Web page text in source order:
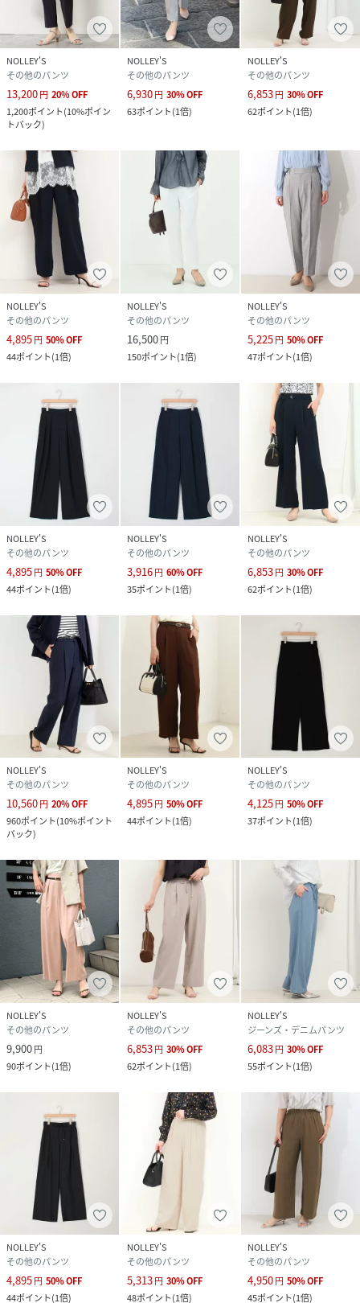
た時や、摩擦により色落ちし、他の衣料を汚すことがありま
すので（特に濃色のもの）ご注意ください。
----------------------------------------------------------
◇商品のお気に入り登録◇
気になる商品は、お気に入り登録がオススメです！
クーポン情報や入荷情報など、通知されるようになります
＜MICO COULIER＞
今の気分をノーリーズらしく取り入れたデイリーアイテムを
提案します。
ウエアからグッズまで幅広いラインアップ。やわらかく透明
感のある着こなしで新しい自分を発見。MICO COULIERの商
品につきましてはアウトレット店舗にて展開をしておりま
す。
ネイビー：身長168cm 着用サイズ：38
グレイッシュベージュ：身長160 着用サイズ：38
原産国
素材 ポリエステル96%,ポリウレタン4%
サイズ 36、38
品番
RX6420_6
(6-0819-4-09-008-94-36 RX6420 )
NOLLEY'S
その他のパンツ
13,200円 20%OFF
1,200ポイント(10%ポイン
トバック)
NOLLEY'S
その他のパンツ
6,930円 30%OFF
63ポイント(1倍)
NOLLEY'S
その他のパンツ
6,853円 30%OFF
62ポイント(1倍)
NOLLEY'S
その他のパンツ
4,895円 50%OFF
44ポイント(1倍)
NOLLEY'S
その他のパンツ
16,500円
150ポイント(1倍)
NOLLEY'S
その他のパンツ
5,225円 50%OFF
47ポイント(1倍)
NOLLEY'S
その他のパンツ
4,895円 50%OFF
44ポイント(1倍)
NOLLEY'S
その他のパンツ
3,916円 60%OFF
35ポイント(1倍)
NOLLEY'S
その他のパンツ
6,853円 30%OFF
62ポイント(1倍)
NOLLEY'S
その他のパンツ
10,560円 20%OFF
960ポイント(10%ポイント
バック)
NOLLEY'S
その他のパンツ
4,895円 50%OFF
44ポイント(1倍)
NOLLEY'S
その他のパンツ
4,125円 50%OFF
37ポイント(1倍)
NOLLEY'S
その他のパンツ
9,900円
90ポイント(1倍)
NOLLEY'S
その他のパンツ
6,853円 30%OFF
62ポイント(1倍)
NOLLEY'S
ジーンズ・デニムパンツ
6,083円 30%OFF
55ポイント(1倍)
NOLLEY'S
その他のパンツ
4,895円 50%OFF
44ポイント(1倍)
NOLLEY'S
その他のパンツ
5,313円 30%OFF
48ポイント(1倍)
NOLLEY'S
その他のパンツ
4,950円 50%OFF
45ポイント(1倍)